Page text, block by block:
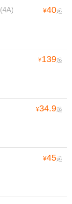
(4A) ¥40起
¥139起
¥34.9起
¥45起